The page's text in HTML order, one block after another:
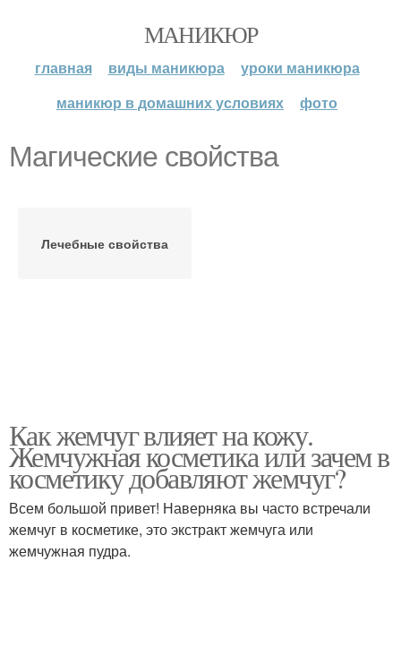
МАНИКЮР
главная виды маникюра
уроки маникюра
маникюр в домашних условиях
фото
Магические свойства
Лечебные свойства
Как жемчуг влияет на кожу.
Жемчужная косметика или зачем в
косметику добавляют жемчуг?
Всем большой привет! Наверняка вы часто встречали
жемчуг в косметике, это экстракт жемчуга или
жемчужная пудра.